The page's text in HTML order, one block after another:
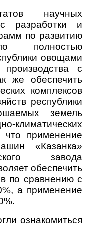
научных
разработки и
по развитию
полностью
овощами
с
же обеспечить
комплексов
республики
земель
применение
«Казанка»
завода
обеспечить
по сравнению с
а применение
ознакомиться